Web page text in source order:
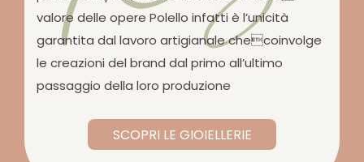
valore delle opere Polello infatti è l’unicità
garantita dal lavoro artigianale checoinvolge
le creazioni del brand dal primo all’ultimo
passaggio della loro produzione
SCOPRI LE GIOIELLERIE